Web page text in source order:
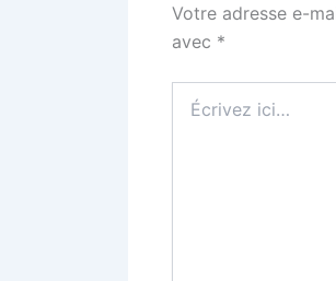
Votre adresse e-
avec *
ici…